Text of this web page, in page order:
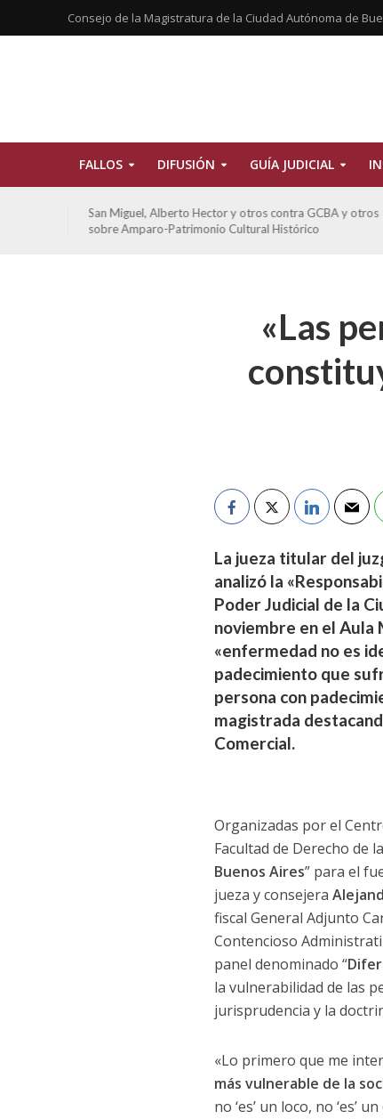
Consejo de la Magistratura de la Ciudad Autónoma de
FALLOS DIFUSIÓN GUÍA JUDICIAL
San Miguel, Alberto Hector y otros contra GCBA y otros
sobre Amparo-Patrimonio Cultural Histórico
«Las
La jueza titular del
analizó la
Poder Judicial de la
noviembre en el Aula
«enfermedad no es
padecimiento que
persona con
magistrada
Comercial.
Organizadas por el
Facultad de Derecho de
Buenos Aires” para el
jueza y consejera
fiscal General Adjunto
Contencioso
panel denominado “
la vulnerabilidad de las
jurisprudencia y la
«Lo primero que me
más vulnerable de la
no ‘es’ un loco, no ‘es’